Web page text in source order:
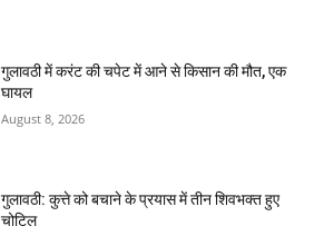
गुलावठी में करंट की चपेट में आने से किसान की मौत, एक
घायल
August 8, 2026
गुलावठी: कुत्ते को बचाने के प्रयास में तीन शिवभक्त हुए
चोटिल